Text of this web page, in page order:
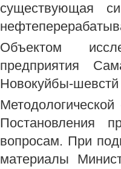
существующая
Объектом
предприятия
Новокуйбы-
Постановления
вопросам. При
материалы